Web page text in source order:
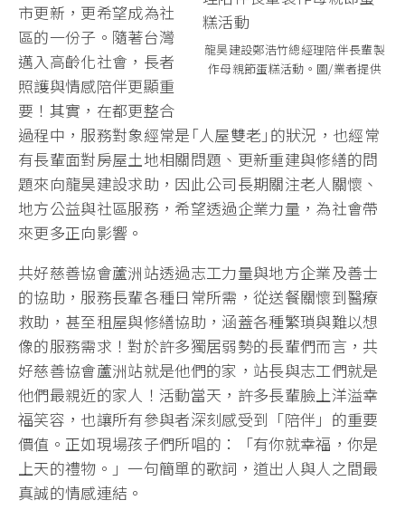
龍昊建設鄭浩竹總經理陪伴長輩製
作母親節蛋糕活動。圖/業者提供
市更新，更希望成為社
區的一份子。隨著台灣
邁入高齡化社會，長者
照護與情感陪伴更顯重
要！其實，在都更整合
過程中，服務對象經常是｢人屋雙老｣的狀況，也經常
有長輩面對房屋土地相關問題、更新重建與修繕的問
題來向龍昊建設求助，因此公司長期關注老人關懷、
地方公益與社區服務，希望透過企業力量，為社會帶
來更多正向影響。
共好慈善協會蘆洲站透過志工力量與地方企業及善士
的協助，服務長輩各種日常所需，從送餐關懷到醫療
救助，甚至租屋與修繕協助，涵蓋各種繁瑣與難以想
像的服務需求！對於許多獨居弱勢的長輩們而言，共
好慈善協會蘆洲站就是他們的家，站長與志工們就是
他們最親近的家人！活動當天，許多長輩臉上洋溢幸
福笑容，也讓所有參與者深刻感受到「陪伴」的重要
價值。正如現場孩子們所唱的：「有你就幸福，你是
上天的禮物。」一句簡單的歌詞，道出人與人之間最
真誠的情感連結。